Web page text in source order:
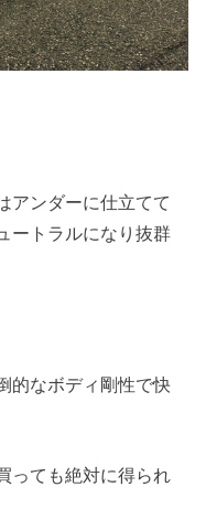
アンダーに仕立てて
ートラルになり抜群
的なボディ剛性で快
っても絶対に得られ